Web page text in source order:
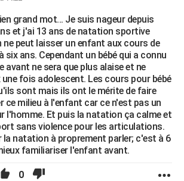
grand mot... Je suis nageur depuis
et j'ai 13 ans de natation sportive
peut laisser un enfant aux cours de
six ans. Cependant un bébé qui a connu
avant ne sera que plus alaise et ne
une fois adolescent. Les cours pour bébé
sont mais ils ont le mérite de faire
ce milieu à l'enfant car ce n'est pas un
l'homme. Et puis la natation ça calme et
sans violence pour les articulations.
la natation à proprement parler; c'est à 6
familiariser l'enfant avant.
0